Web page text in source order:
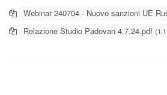
Webinar 240704 - Nuove sanzioni UE
Relazione Studio Padovan 4.7.24.pdf